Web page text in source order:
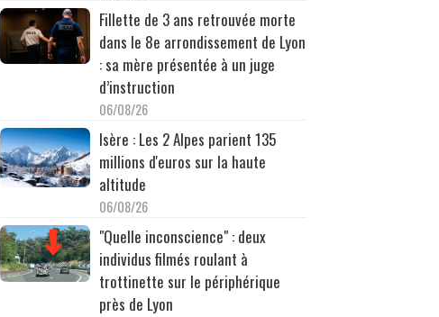
Fillette de 3 ans retrouvée morte
dans le 8e arrondissement de Lyon
: sa mère présentée à un juge
d’instruction
06/08/26
Isère : Les 2 Alpes parient 135
millions d'euros sur la haute
altitude
06/08/26
"Quelle inconscience" : deux
individus filmés roulant à
trottinette sur le périphérique
près de Lyon